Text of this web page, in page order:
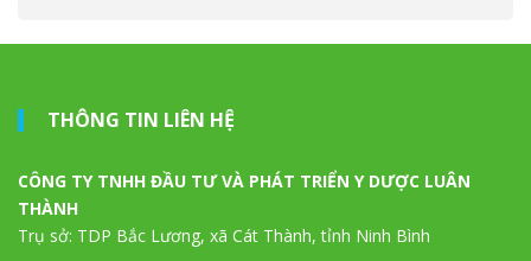
THÔNG TIN LIÊN HỆ
CÔNG TY TNHH ĐẦU TƯ VÀ PHÁT TRIỂN Y DƯỢC LUÂN
THÀNH
Trụ sở: TDP Bắc Lương, xã Cát Thành, tỉnh Ninh Bình